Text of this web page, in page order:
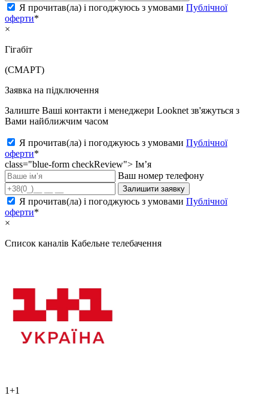
Я прочитав(ла) і погоджуюсь з умовами Публічної
оферти*
×
Гігабіт
(СМАРТ)
Заявка на підключення
Залиште Ваші контакти і менеджери Looknet зв'яжуться з
Вами найближчим часом
Я прочитав(ла) і погоджуюсь з умовами Публічної
оферти*
class="blue-form checkReview"> Ім’я
Ваш номер телефону
Залишити заявку
Я прочитав(ла) і погоджуюсь з умовами Публічної
оферти*
×
Список каналів Кабельне телебачення
1+1